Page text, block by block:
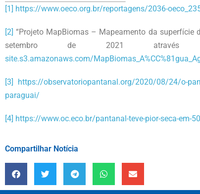
[1] https://www.oeco.org.br/reportagens/2036-
[2] “Projeto MapBiomas – Mapeamento da superfície
setembro de 2021
site.s3.amazonaws.com/
[3]
https://observatoriopantanal.org/2020/08/24/o-
paraguai/
[4] https://www.oc.eco.br/pantanal-teve-pior-seca-em-
Compartilhar Notícia